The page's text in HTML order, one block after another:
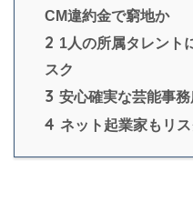
CM違約金で窮地か
2 1人の所属タレント
スク
3 安心確実な芸能事
4 ネット起業家もリ